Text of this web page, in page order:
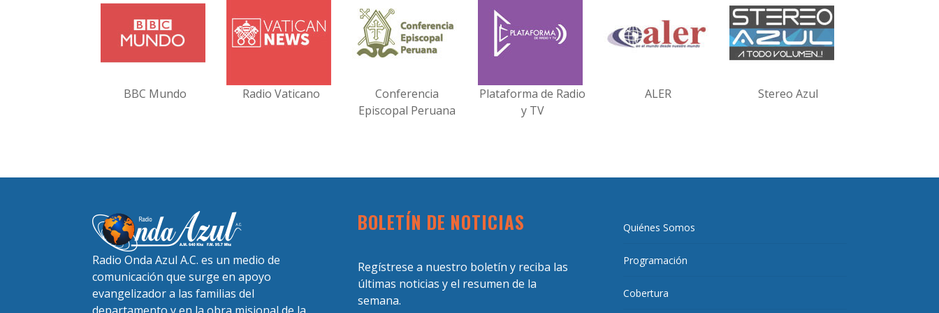
BBC Mundo Radio Vaticano
Conferencia
Episcopal Peruana
Plataforma de Radio
y TV
ALER Stereo Azul
Radio Onda Azul A.C. es un medio de
comunicación que surge en apoyo
evangelizador a las familias del
departamento y en la obra misional de la
BOLETÍN DE NOTICIAS
Regístrese a nuestro boletín y reciba las
últimas noticias y el resumen de la
semana.
Quiénes Somos
Programación
Cobertura